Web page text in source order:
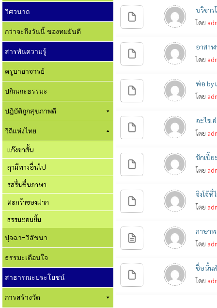
วิศวนาถ
กว่าจะถึงวันนี้ ของทมยันตี
สารพันความรู้
ครูบาอาจารย์
ปกิณกะธรรมะ
ปฎิบัติถูกสุขภาพดี
วิถีแห่งไทย
แก๊งขาสั้น
ฤามีทางอื่นไป
รสรื่นชื่นภาษา
ตะกร้าของฝาก
ธรรมะอมยิ้ม
ปุจฉา-วิสัชนา
ธรรมะเตือนใจ
สาธารณะประโยชน์
การสร้างวัด
บริขาร
โดย
อาสา
โดย
พ่อ by
โดย
อะไรเ
โดย
ชักเปี๊ย
โดย
จิงโจ้ที่
โดย
ภาษาพ
โดย
ชื่อนั้นส
โดย